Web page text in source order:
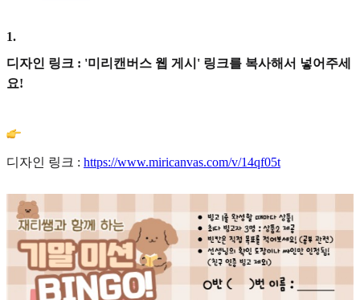
1.
디자인 링크 : '미리캔버스 웹 게시' 링크를 복사해서 넣어주세
요!
디자인 링크 : https://www.miricanvas.com/v/14qf05t